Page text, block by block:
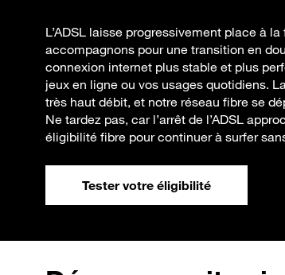
L’ADSL laisse progressivement place à
accompagnons pour une transition en
connexion internet plus stable et plus
jeux en ligne ou vos usages quotidiens.
très haut débit, et notre réseau fibre se
Ne tardez pas, car l’arrêt de l’ADSL
éligibilité fibre pour continuer à surfer
Tester votre éligibilité